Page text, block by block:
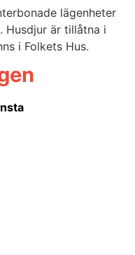
lägenheter
Husdjur är tillåtna i
i Folkets Hus.